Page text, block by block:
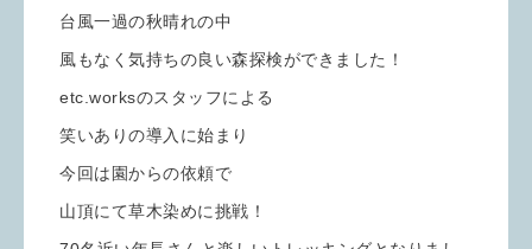
台風一過の秋晴れの中
風もなく気持ちの良い森探検ができました！
etc.worksのスタッフによる
笑いありの導入に始まり
今回は園からの依頼で
山頂にて草木染めに挑戦！